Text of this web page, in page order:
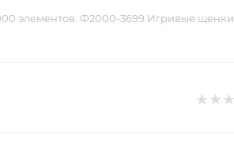
элементов. Ф2000-3699 Игривые щенки